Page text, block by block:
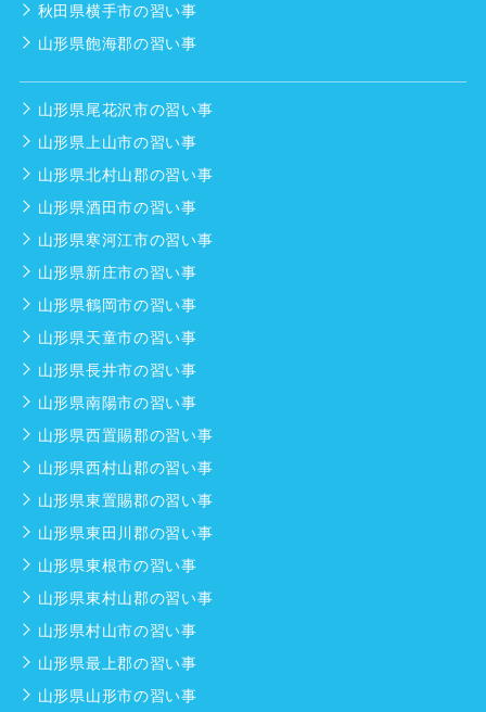
秋田県横手市の習い事
山形県飽海郡の習い事
山形県尾花沢市の習い事
山形県上山市の習い事
山形県北村山郡の習い事
山形県酒田市の習い事
山形県寒河江市の習い事
山形県新庄市の習い事
山形県鶴岡市の習い事
山形県天童市の習い事
山形県長井市の習い事
山形県南陽市の習い事
山形県西置賜郡の習い事
山形県西村山郡の習い事
山形県東置賜郡の習い事
山形県東田川郡の習い事
山形県東根市の習い事
山形県東村山郡の習い事
山形県村山市の習い事
山形県最上郡の習い事
山形県山形市の習い事